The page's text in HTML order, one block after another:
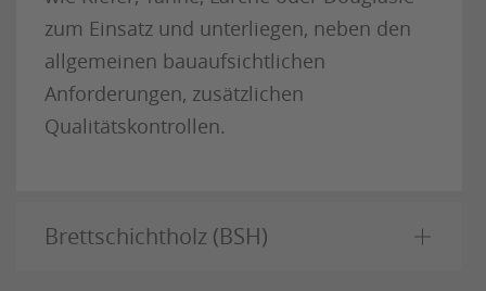
zum Einsatz und unterliegen, neben den
allgemeinen bauaufsichtlichen
Anforderungen, zusätzlichen
Qualitätskontrollen.
Brettschichtholz (BSH)